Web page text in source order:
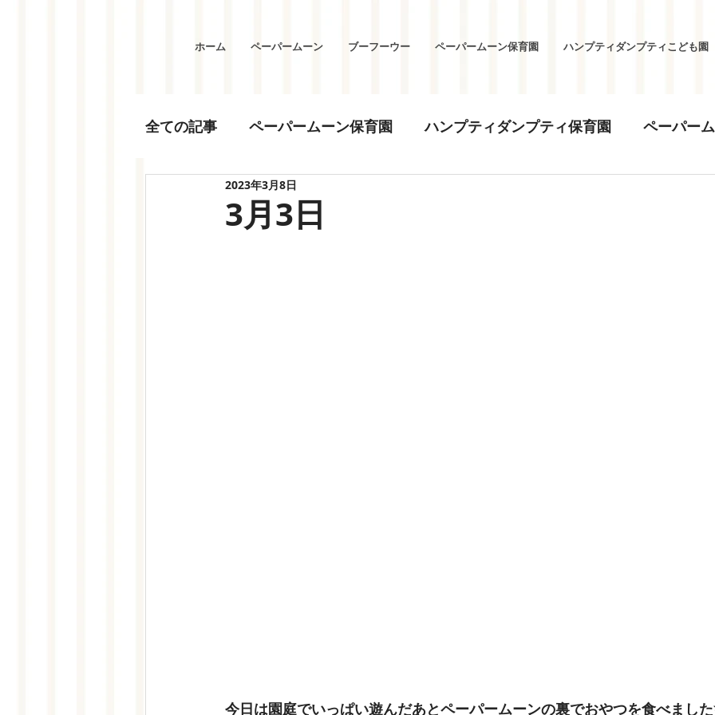
ホーム ペーパームーン ブーフーウー ペーパームーン保育園 ハンプティダンプティこども園
全ての記事 ペーパームーン保育園 ハンプティダンプティ保育園 ペーパー
3月3日
2023年3月8日
今日は園庭でいっぱい遊んだあとペーパームーンの裏でおやつを食べました